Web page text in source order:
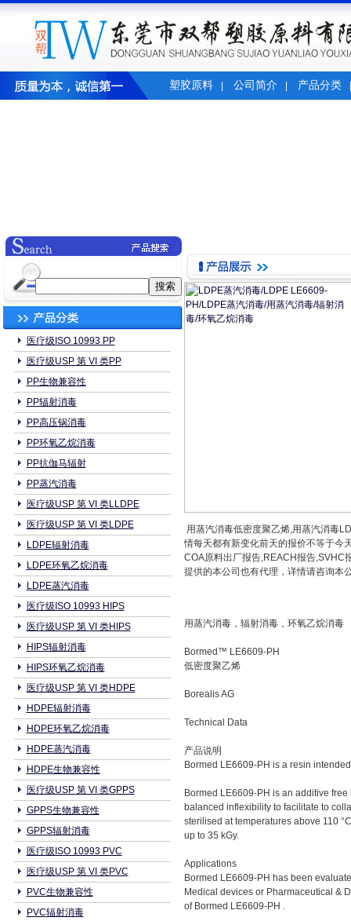
塑胶原料 公司简介 产品分类
医疗级ISO 10993 PP
医疗级USP 第 VI 类PP
PP生物兼容性
PP辐射消毒
PP高压锅消毒
PP环氧乙烷消毒
PP抗伽马辐射
PP蒸汽消毒
医疗级USP 第 VI 类LLDPE
医疗级USP 第 VI 类LDPE
LDPE辐射消毒
LDPE环氧乙烷消毒
LDPE蒸汽消毒
医疗级ISO 10993 HIPS
医疗级USP 第 VI 类HIPS
HIPS辐射消毒
HIPS环氧乙烷消毒
医疗级USP 第 VI 类HDPE
HDPE辐射消毒
HDPE环氧乙烷消毒
HDPE蒸汽消毒
HDPE生物兼容性
医疗级USP 第 VI 类GPPS
GPPS生物兼容性
GPPS辐射消毒
医疗级ISO 10993 PVC
医疗级USP 第 VI 类PVC
PVC生物兼容性
PVC辐射消毒
用蒸汽消毒低密度聚乙烯,用蒸汽消毒
情每天都有新变化前天的报价不等于今
COA原料出厂报告,REACH报告,SVHC
提供的本公司也有代理，详情请咨询
用蒸汽消毒，辐射消毒，环氧乙烷消毒
Bormed™ LE6609-PH
低密度聚乙烯
Borealis AG
Technical Data
产品说明
Bormed LE6609-PH is a resin
Bormed LE6609-PH is an additive
balanced inflexibility to facilitate to
sterilised at temperatures above 110
up to 35 kGy.
Applications
Bormed LE6609-PH has been
Medical devices or Pharmaceutical &
of Bormed LE6609-PH .